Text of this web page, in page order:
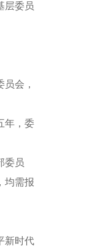
层委员
会，
年，委
委员
均需报
新时代